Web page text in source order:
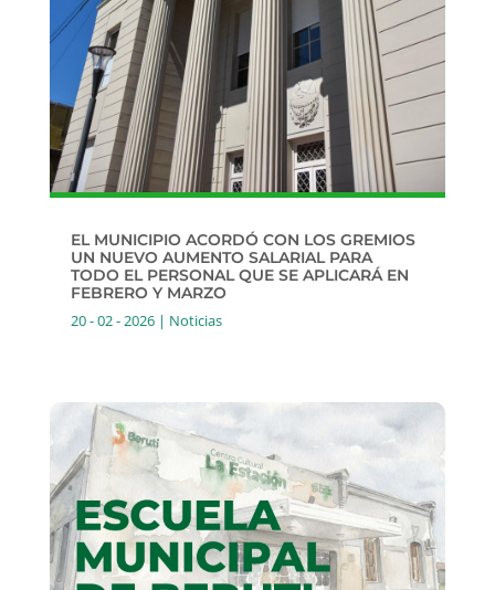
EL MUNICIPIO ACORDÓ CON LOS GREMIOS
UN NUEVO AUMENTO SALARIAL PARA
TODO EL PERSONAL QUE SE APLICARÁ EN
FEBRERO Y MARZO
20 - 02 - 2026| Noticias